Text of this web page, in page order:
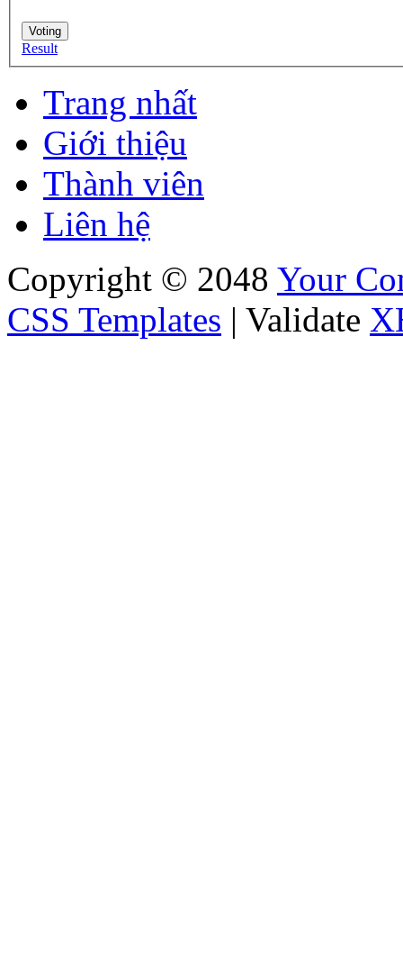
Result
Trang nhất
Giới thiệu
Thành viên
Liên hệ
Copyright © 2048 Your
CSS Templates | Validate